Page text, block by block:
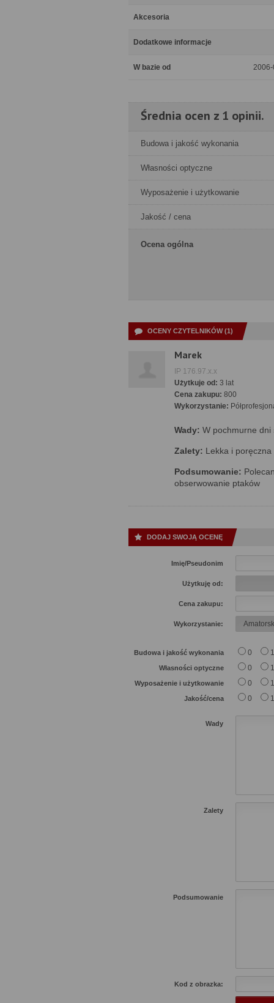
Akcesoria
Dodatkowe informacje
W bazie od
Średnia ocen z 1 opinii.
Budowa i jakość wykonania
Własności optyczne
Wyposażenie i użytkowanie
Jakość / cena
Ocena ogólna
OCENY CZYTELNIKÓW (1)
Marek
IP 176.97.x.x
Użytkuje od: 3 lat
Cena zakupu: 800
Wykorzystanie:
Wady: W pochmurne dni
Zalety: Lekka i poręczna
Podsumowanie:
obserwowanie ptaków
DODAJ SWOJĄ OCENĘ
Imię/Pseudonim
Użytkuję od:
Cena zakupu:
Wykorzystanie:
Budowa i jakość wykonania 0 1
Własności optyczne 0 1
Wyposażenie i użytkowanie 0 1
Jakość/cena 0 1
Wady
Zalety
Podsumowanie
Kod z obrazka: